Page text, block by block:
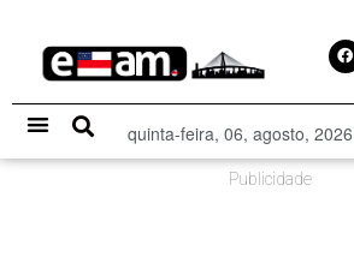
quinta-feira, 06, agosto, 2026
Publicidade